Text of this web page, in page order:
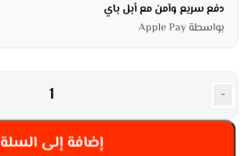
دفع سريع وآمن مع أبل باي
بواسطة Apple Pay
-
إضافة إلى السلة